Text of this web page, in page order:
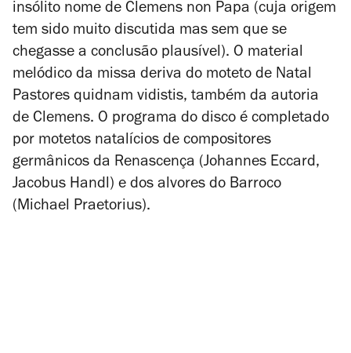
insólito nome de Clemens non Papa (cuja origem
tem sido muito discutida mas sem que se
chegasse a conclusão plausível). O material
melódico da missa deriva do moteto de Natal
Pastores quidnam vidistis, também da autoria
de Clemens. O programa do disco é completado
por motetos natalícios de compositores
germânicos da Renascença (Johannes Eccard,
Jacobus Handl) e dos alvores do Barroco
(Michael Praetorius).